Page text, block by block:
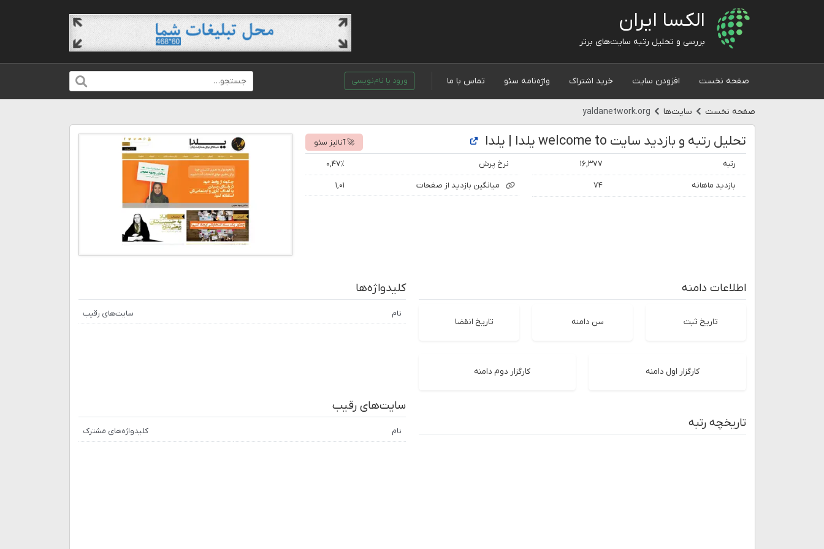
الکسا ایران
بررسی و تحلیل رتبه سایت‌های برتر
صفحه نخست افزودن سایت خرید اشتراک واژه‌نامه سئو تماس با ما ورود یا نام‌نویسی
صفحه نخست سایت‌ها yaldanetwork.org
تحلیل رتبه و بازدید سایت welcome to یلدا | یلدا 🚀 آنالیز سئو
رتبه ۱۶,۳۷۷
بازدید ماهانه ۷۴
نرخ پرش ۰,۴۷٪
میانگین بازدید از صفحات ۱,۰۱
اطلاعات دامنه
تاریخ ثبت سن دامنه تاریخ انقضا
کارگزار اول دامنه کارگزار دوم دامنه
کلیدواژه‌ها
نام سایت‌های رقیب
تاریخچه رتبه
سایت‌های رقیب
نام کلیدواژه‌های مشترک